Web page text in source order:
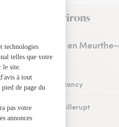
dans ses environs
Les fleuristes en
Interflora
Fleuristes à Nancy
Fleuristes à Villerupt